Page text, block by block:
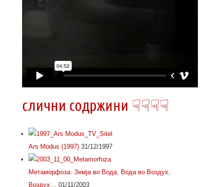
слични содржини ☟☟☟☟
Ars Modus (1997)31/12/1997
Метаморфоза: Земја во Вода, Вода во Воздух,
Воздух…
01/11/2003